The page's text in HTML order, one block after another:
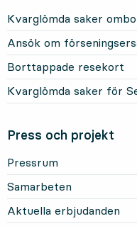
Kvarglömda saker
Ansök om
Borttappade resekort
Kvarglömda saker för
Press och projekt
Pressrum
Samarbeten
Aktuella erbjudanden